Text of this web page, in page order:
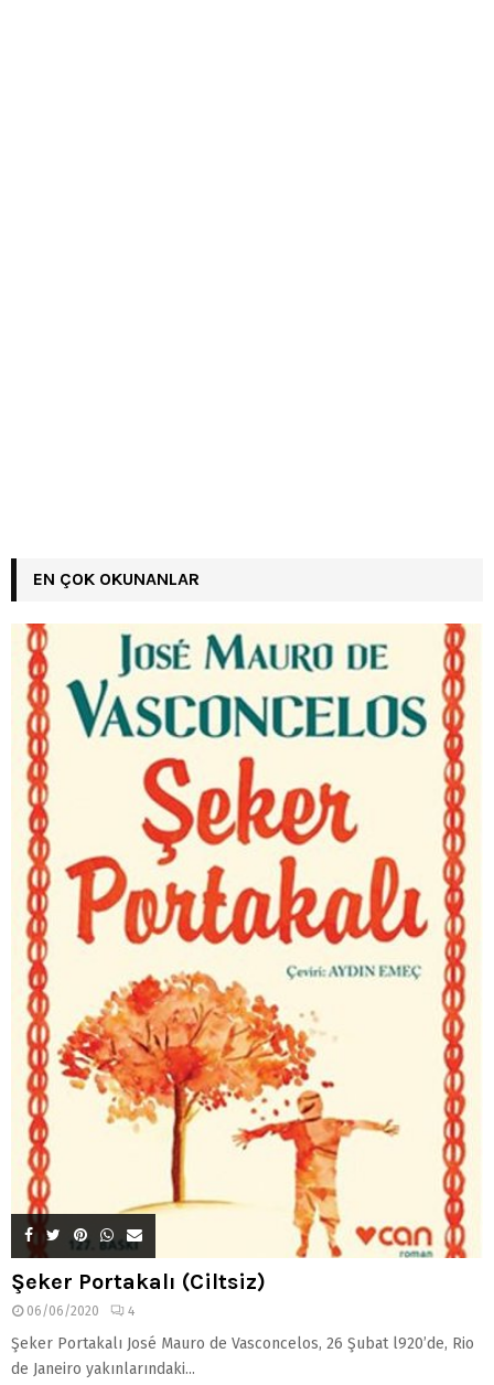
EN ÇOK OKUNANLAR
Şeker Portakalı (Ciltsiz)
06/06/2020 4
Şeker Portakalı José Mauro de Vasconcelos, 26 Şubat l920’de, Rio
de Janeiro yakınlarındaki...